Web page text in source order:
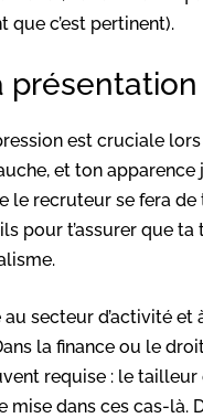
que c’est pertinent).
présentation
est cruciale lors
et ton
le recruteur se fera de
pour t’assurer que ta
secteur d’activité et
la finance ou le
requise : le tailleur
mise dans ces cas-là.